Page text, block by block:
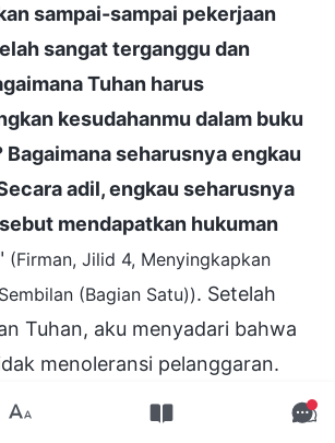
sampai-sampai pekerjaan
sangat terganggu dan
Tuhan harus
kesudahanmu dalam buku
Bagaimana seharusnya engkau
adil, engkau seharusnya
mendapatkan hukuman
(Firman, Jilid 4, Menyingkapkan
(Bagian Satu)). Setelah
Tuhan, aku menyadari bahwa
menoleransi pelanggaran.
peran positif dalam